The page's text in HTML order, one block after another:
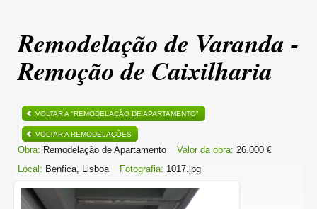
Remodelação de Varanda -
Remoção de Caixilharia
VOLTAR A "REMODELAÇÃO DE APARTAMENTO"
VOLTAR A REMODELAÇÕES
Obra: Remodelação de Apartamento Valor da obra: 26.000 €
Local: Benfica, Lisboa Fotografia: 1017.jpg